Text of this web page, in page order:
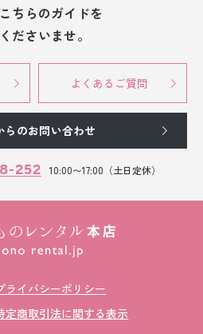
ちらのガイドを
ださいませ。
よくあるご質問
らのお問い合わせ
252 10:00〜17:00（土日定休）
ライバシーポリシー
定商取引法に関する表示